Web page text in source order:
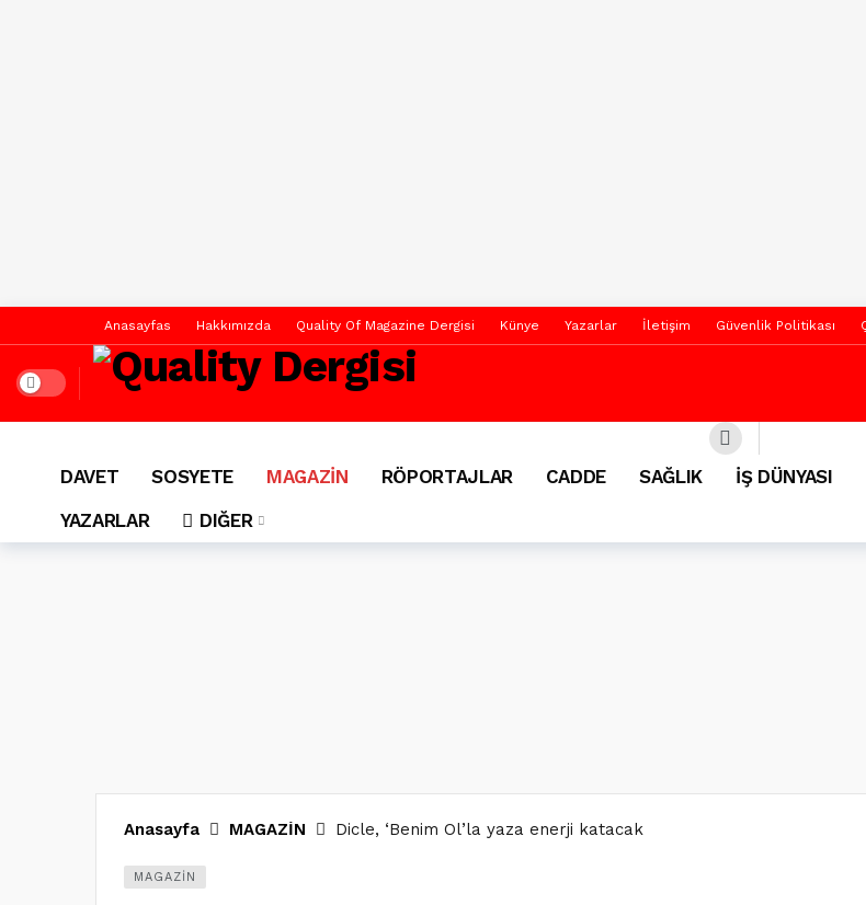
Anasayfas Hakkımızda Quality Of Magazine Dergisi Künye Yazarlar İletişim Güvenlik Politikası
Dark mode
DAVET SOSYETE MAGAZİN RÖPORTAJLAR CADDE SAĞLIK İŞ DÜNYASI
YAZARLAR
DIĞER
Anasayfa MAGAZİN Dicle, ‘Benim Ol’la yaza enerji katacak
MAGAZİN